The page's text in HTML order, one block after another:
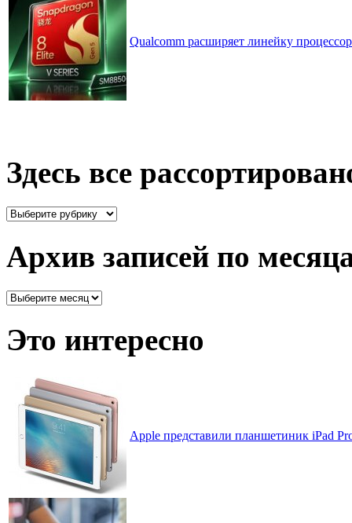
Qualcomm расширяет линейку
Здесь все
Здесь
Архив записей по
Архив
месяцам
Это интересно
Apple представили планшетиник iPad